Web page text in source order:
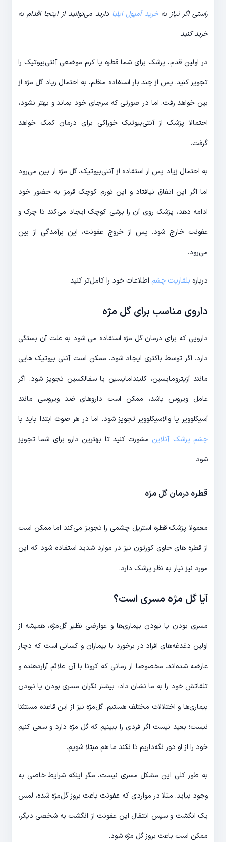
راستی اگر نیاز بهخرید آمپول ایلیا دارید می‌توانید از اینجا اقدام به
خرید کنید
در اولین قدم، پزشک برای شما قطره یا کرم موضعی آنتی‌بیوتیک را
تجویز کنید. پس از چند بار استفاده منظم، به احتمال زیاد گل مژه از
بین خواهد رفت. اما در صورتی که سرجای خود بماند و بهتر نشود،
احتمالا پزشک از آنتی‌بیوتیک خوراکی برای درمان کمک خواهد
گرفت.
به احتمال زیاد پس از استفاده از آنتی‌بیوتیک، گل مژه از بین می‌رود
اما اگر این اتفاق نیافتاد و این تورم کوچک قرمز به حضور خود
ادامه دهد، پزشک روی آن را برشی کوچک ایجاد می‌کند تا چرک و
عفونت خارج شود. پس از خروج عفونت، این برآمدگی از بین
می‌رود.
درباره بلفاریت چشم اطلاعات خود را کامل‌تر کنید
داروی مناسب برای گل مژه
دارویی که برای درمان گل مژه استفاده می شود به علت آن بستگی
دارد. اگر توسط باکتری ایجاد شود، ممکن است آنتی بیوتیک هایی
مانند آزیترومایسین، کلیندامایسین یا سفالکسین تجویز شود. اگر
عامل ویروس باشد، ممکن است داروهای ضد ویروسی مانند
آسیکلوویر یا والاسیکلوویر تجویز شود. اما در هر صوت ابتدا باید با
چشم پزشک آنلاین مشورت کنید تا بهترین دارو برای شما تجویز
شود
قطره درمان گل مژه
معمولا پزشک قطره استریل چشمی را تجویز می‌کند اما ممکن است
از قطره های حاوی کورتون نیز در موارد شدید استفاده شود که این
مورد نیز نیاز به نظر پزشک دارد.
آیا گل مژه مسری است؟
مسری بودن یا نبودن بیماری‌ها و عوارضی نظیر گل‌مژه، همیشه از
اولین دغدغه‌های افراد در برخورد با بیماران و کسانی است که دچار
عارضه شده‌اند. مخصوصا از زمانی که کرونا با آن علائم آزاردهنده و
تلفاتش خود را به ما نشان داد، بیشتر نگران مسری بودن یا نبودن
بیماری‌ها و اختلالات مختلف هستیم. گل‌مژه نیز از این قاعده مستثنا
نیست؛ بعید نیست اگر فردی را ببینیم که گل مژه دارد و سعی کنیم
خود را از او دور نگه‌داریم تا نکند ما هم مبتلا شویم.
به طور کلی این مشکل مسری نیست، مگر اینکه شرایط خاصی به
وجود بیاید. مثلا در مواردی که عفونت باعث بروز گل‌مژه شده، لمس
یک انگشت و سپس انتقال این عفونت از انگشت به شخصی دیگر،
ممکن است باعث بروز گل مژه شود.